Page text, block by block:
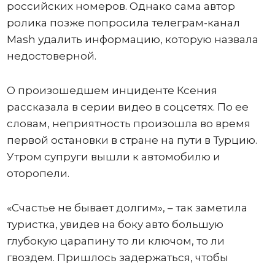
российских номеров. Однако сама автор
ролика позже попросила телеграм-канал
Mash удалить информацию, которую назвала
недостоверной.
О произошедшем инциденте Ксения
рассказала в серии видео в соцсетях. По ее
словам, неприятность произошла во время
первой остановки в стране на пути в Турцию.
Утром супруги вышли к автомобилю и
оторопели.
«Счастье не бывает долгим», – так заметила
туристка, увидев на боку авто большую
глубокую царапину то ли ключом, то ли
гвоздем. Пришлось задержаться, чтобы